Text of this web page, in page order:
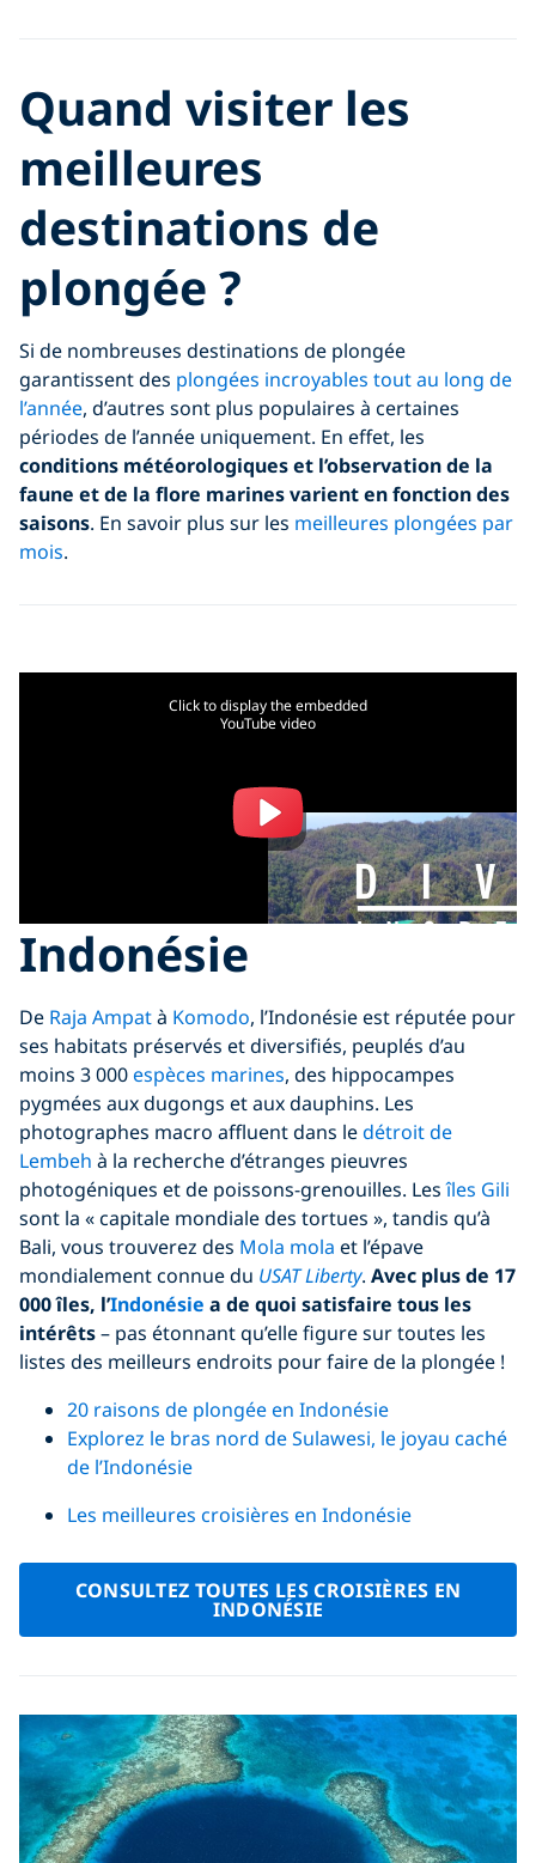
Quand visiter les
meilleures
destinations de
plongée ?
Si de nombreuses destinations de plongée
garantissent des plongées incroyables tout au long de
l’année, d’autres sont plus populaires à certaines
périodes de l’année uniquement. En effet, les
conditions météorologiques et l’observation de la
faune et de la flore marines varient en fonction des
saisons. En savoir plus sur les meilleures plongées par
mois.
Click to display the embedded
YouTube video
Indonésie
De Raja Ampatà Komodo, l’Indonésie est réputée pour
ses habitats préservés et diversifiés, peuplés d’au
moins 3 000espèces marines, des hippocampes
pygmées aux dugongs et aux dauphins. Les
photographes macro affluent dans ledétroit de
Lembeh à la recherche d’étranges pieuvres
photogéniques et de poissons-grenouilles. Lesîles Gili
sont la « capitale mondiale des tortues », tandis qu’à
Bali, vous trouverez des Mola mola et l’épave
mondialement connue du USAT Liberty. Avec plus de 17
000 îles, l’Indonésie a de quoi satisfaire tous les
intérêts– pas étonnant qu’elle figure sur toutes les
listes des meilleurs endroits pour faire de la plongée !
20 raisons de plongée en Indonésie
Explorez le bras nord de Sulawesi, le joyau caché
de l’Indonésie
Les meilleures croisières en Indonésie
CONSULTEZ TOUTES LES CROISIÈRES EN
INDONÉSIE